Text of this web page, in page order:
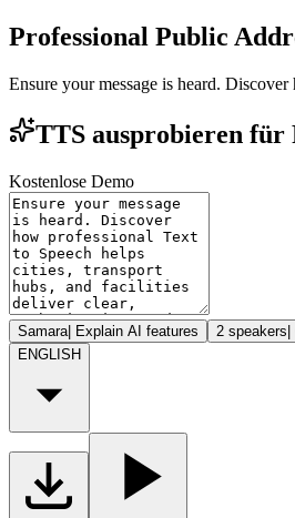
Professional Public
Ensure your message is heard.
TTS ausprobieren für
Kostenlose Demo
Samara| Explain AI features 2 speakers|
ENGLISH